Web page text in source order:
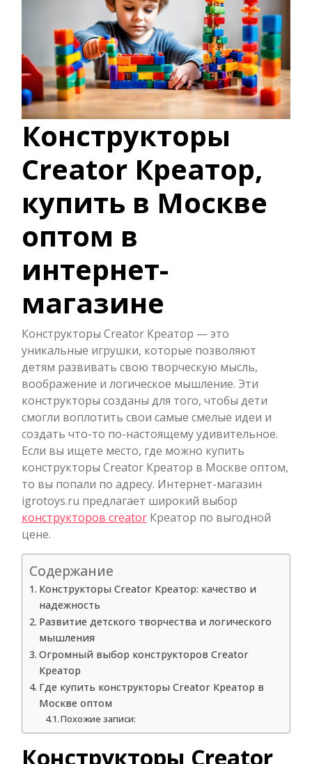
Конструкторы
Creator Креатор,
купить в Москве
оптом в
интернет-
магазине
Конструкторы Creator Креатор — это
уникальные игрушки, которые позволяют
детям развивать свою творческую мысль,
воображение и логическое мышление. Эти
конструкторы созданы для того, чтобы дети
смогли воплотить свои самые смелые идеи и
создать что-то по-настоящему удивительное.
Если вы ищете место, где можно купить
конструкторы Creator Креатор в Москве оптом,
то вы попали по адресу. Интернет-магазин
igrotoys.ru предлагает широкий выбор
конструкторов creator Креатор по выгодной
цене.
Содержание
Конструкторы Creator Креатор: качество и
надежность
Развитие детского творчества и логического
мышления
Огромный выбор конструкторов Creator
Креатор
Где купить конструкторы Creator Креатор в
Москве оптом
Похожие записи:
Конструкторы Creator